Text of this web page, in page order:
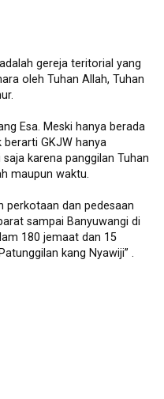
gereja teritorial yang
oleh Tuhan Allah, Tuhan
Esa. Meski hanya berada
GKJW hanya
karena panggilan Tuhan
maupun waktu.
perkotaan dan pedesaan
sampai Banyuwangi di
180 jemaat dan 15
kang Nyawiji” .